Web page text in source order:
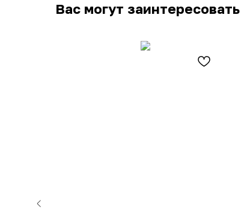
Вас могут заинтересовать